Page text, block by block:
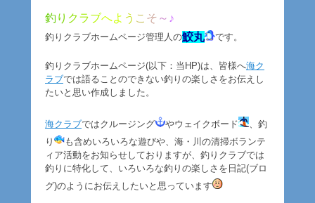
釣 り クラブへよ う こ そ ～ ♪
釣りクラブホームページ管理人の鮫丸 です。
釣りクラブホームページ(以下：当HP)は、皆様へ海ク
ラブでは語ることのできない釣りの楽しさをお伝えし
たいと思い作成しました。
海クラブではクルージング やウェイクボード
、釣
り
も含めいろいろな遊びや、海・川の清掃ボランテ
ィア活動をお知らせしておりますが、釣りクラブでは
釣りに特化して、いろいろな釣りの楽しさを日記(ブロ
グ)のようにお伝えしたいと思っています